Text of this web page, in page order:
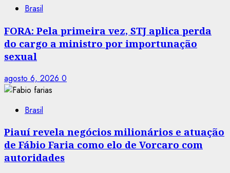
Brasil
FORA: Pela primeira vez, STJ aplica perda
do cargo a ministro por importunação
sexual
agosto 6, 2026 0
Brasil
Piauí revela negócios milionários e atuação
de Fábio Faria como elo de Vorcaro com
autoridades